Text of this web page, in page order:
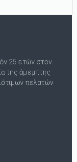
25 ετών στον
της άμεμπτης
πελατών